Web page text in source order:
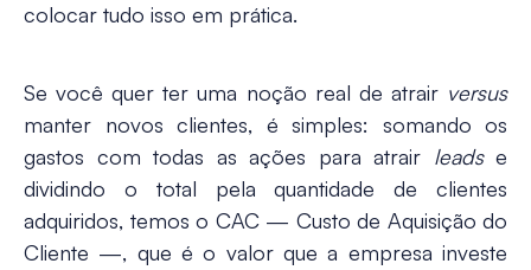
colocar tudo isso em prática.
Se você quer ter uma noção real de atrair versus
manter novos clientes, é simples: somando os
gastos com todas as ações para atrair leadse
dividindo o total pela quantidade de clientes
adquiridos, temos o CAC — Custo de Aquisição do
Cliente —, que é o valor que a empresa investe